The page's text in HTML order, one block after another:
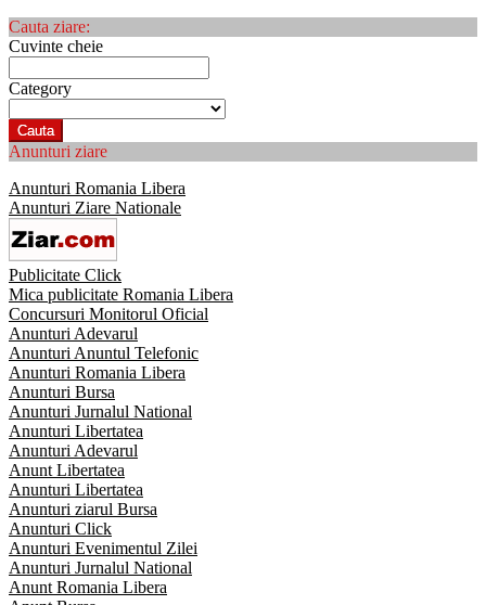
Cauta ziare:
Cuvinte cheie
Category
Cauta
Anunturi ziare
Anunturi Romania Libera
Anunturi Ziare Nationale
Publicitate Click
Mica publicitate Romania Libera
Concursuri Monitorul Oficial
Anunturi Adevarul
Anunturi Anuntul Telefonic
Anunturi Romania Libera
Anunturi Bursa
Anunturi Jurnalul National
Anunturi Libertatea
Anunturi Adevarul
Anunt Libertatea
Anunturi Libertatea
Anunturi ziarul Bursa
Anunturi Click
Anunturi Evenimentul Zilei
Anunturi Jurnalul National
Anunt Romania Libera